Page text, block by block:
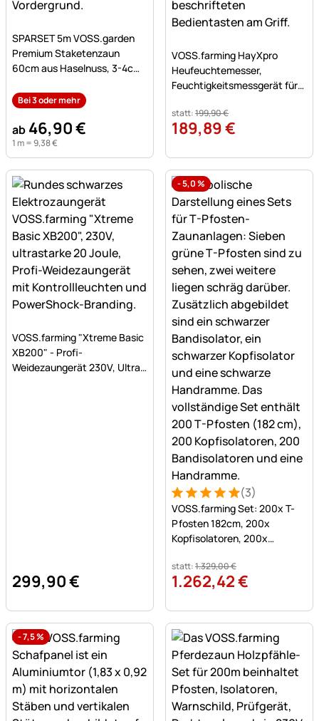
Noch keine Bewertungen abgegeben
SPARSET 5m VOSS.garden
Premium Staketenzaun
60cm aus Haselnuss, 3-4cm,
Bei 3 oder mehr
ab 46,90€
1 m =9,38€
VOSS.farming HayXpro
Heufeuchtemesser,
Feuchtigkeitsmessgerät für
statt:199,90€
189,89€
Noch keine Bewertungen abgegeben
VOSS.farming "Xtreme Basic
XB200" - Profi-
Weidezaungerät 230V, Ultra
299,90€
-5,0%
Bewertung: 5 von 5 (3
3 Bewertungen
(3)
VOSS.farming Set: 200x T-
Pfosten 182cm, 200x
Kopfisolatoren, 200x
Handramme
statt:1.329,00€
1.262,42€
-7,5%